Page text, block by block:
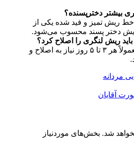
بیشتر دخترپسنده؟
ریش تمیز و فید شده یکی از
دختر پسند‌ محسوب می‌شود.
ریش لنگری را اصلاح کرد؟
بسته به رشد مو، معمولاً هر ۳ تا ۵ روز نیاز به اصلاح و
مردانه
آقایان
شد. بخش‌های موردنیاز